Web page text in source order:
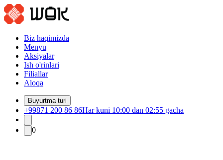
Biz haqimizda
Menyu
Aksiyalar
Ish o'rinlari
Filiallar
Aloqa
Buyurtma turi
+99871 200 86 86Har kuni 10:00 dan 02:55 gacha
0